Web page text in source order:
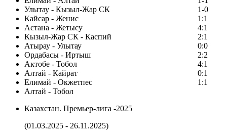
Улытау - Кызыл-Жар СК
1-0
Кайсар - Женис
1:1
Астана - Жетысу
4:1
Кызыл-Жар СК - Каспий
2:1
Атырау - Улытау
0:0
Ордабасы - Иртыш
2:2
Актобе - Тобол
4:1
Алтай - Кайрат
0:1
Елимай - Окжетпес
1:1
Алтай - Тобол
Казахстан. Премьер-лига -2025
(01.03.2025 - 26.11.2025)